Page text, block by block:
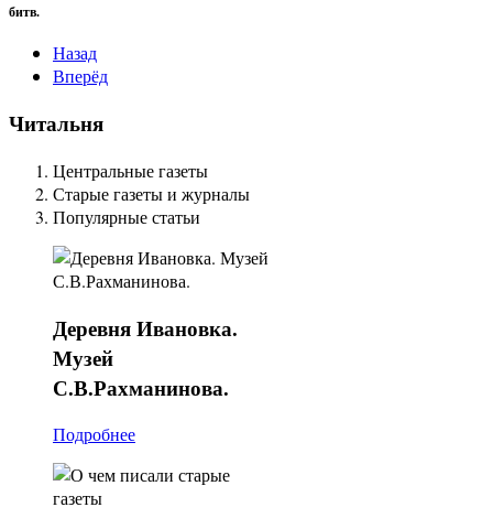
битв.
Назад
Вперёд
Читальня
Центральные газеты
Старые газеты и журналы
Популярные статьи
ДеревняИвановка.
Музей
С.В.Рахманинова.
Подробнее